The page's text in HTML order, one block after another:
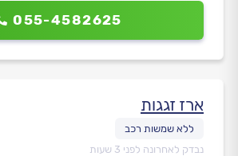
055-4582625
ארז זגגות
נבדק לאחרונה לפני 3 שעות